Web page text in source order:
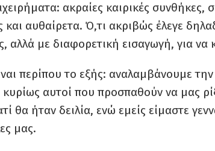
ακραίες καιρικές συνθήκες,
και αυθαίρετα. Ό,τι ακριβώς έλεγε
αλλά με διαφορετική εισαγωγή, για να
περίπου το εξής: αναλαμβάνουμε
κυρίως αυτοί που προσπαθούν να μας
θα ήταν δειλία, ενώ εμείς είμαστε
μας.